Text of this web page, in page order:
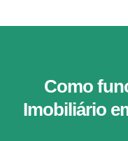
Como
Imobiliário